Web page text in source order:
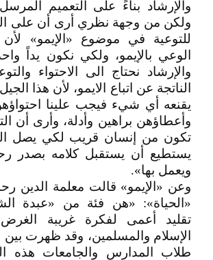
والإرشاد بناءً على التعميم
ولكن من وجهة نظري أرى أن على
للتوعية في موضوع «الإيمو» لأن
الوعي بالإيمو، ولكي نكون يداً
والإرشاد نحتاج الى الاحتواء
الناتجة عن اتباع الايمو، لأن هذا
يقنعه أي شيء فيجب علينا
وأعطاؤهن براهين وأدلة، وأرى أن
تكون من إنسان قريب لكي يصل
يستطيع أن يستقبل كلامه بصدر
ويعمل بها».
وعن «الإيمو» قالت معلمة الدين
«الحياة»: «هن فئة من «عبدة
تقليد أعمى لفكرة غريبة
الإسلام والمسلمين، وقد ظهرت بين
طلاب المدارس والجامعات هذه